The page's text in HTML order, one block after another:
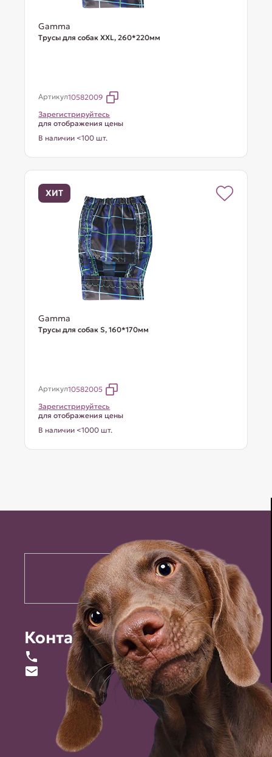
Gamma
Трусы для собак XXL, 260*220мм
Артикул10582009
Зарегистрируйтесь
для отображения цены
В наличии <100 шт.
ХИТ
Gamma
Трусы для собак S, 160*170мм
Артикул10582005
Зарегистрируйтесь
для отображения цены
В наличии <1000 шт.
Контакты